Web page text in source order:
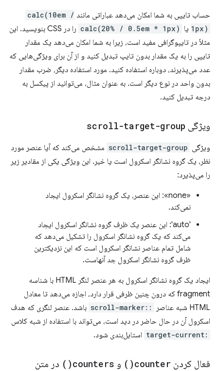
حساب تایپی به شما امکان می‌دهد عباراتی مانند calc(10em /
1px) یا calc(20% / 0.5em * 1px)
را در CSS بنویسید. این
مثلاً در تایپوگرافی مفید است، زیرا به شما امکان می‌دهد یک مقدار
تایپی را به یک مقدار بدون تایپ تبدیل کنید و از آن برای ویژگی‌هایی که
عدد می‌پذیرند، دوباره استفاده کنید. مورد استفاده دیگر، ضرب مقدار
بدون واحد در نوع دیگر است. به عنوان مثال، می‌توانید از پیکسل به
درجه تبدیل کنید.
ویژگی scroll-target-group
ویژگی scroll-target-group مشخص می‌کند که آیا عنصر مورد
نظر، یک گروه نشانگر اسکرول است یا خیر. این ویژگی یکی از مقادیر زیر
را می‌پذیرد:
«none»: این عنصر، یک گروه نشانگر اسکرول ایجاد
نمی‌کند.
'auto': این عنصر یک ظرف گروه نشانگر اسکرول ایجاد
می‌کند که یک گروه نشانگر اسکرول را تشکیل می‌دهد که
شامل تمام عناصر نشانگر اسکرول است که این نزدیکترین
ظرف گروه نشانگر اسکرول جد آنهاست.
ایجاد یک گروه نشانگر اسکرول به هر عنصر لنگر HTML با شناسه
fragment که درون چنین ظرفی قرار دارد، اجازه می‌دهد تا معادل
HTML شبه عناصر
::scroll-marker
باشد. عنصر لنگری که هدف
اسکرول آن در حال حاضر در دید است، می‌تواند با استفاده از شبه کلاس
:target-current استایل‌بندی شود.
فعال کردن counter(
) و counters(
) در متن